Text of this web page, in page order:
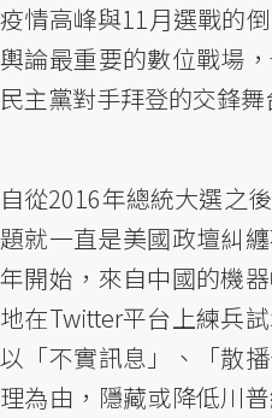
疫情高峰與11月選戰的
輿論最重要的數位戰場
民主黨對手拜登的交鋒舞
自從2016年總統大選之
題就一直是美國政壇糾
年開始，來自中國的機
地在Twitter平台上練兵
以「不實訊息」、「散
理為由，隱藏或降低川